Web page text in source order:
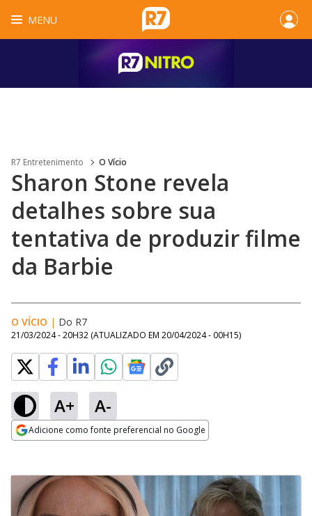
MENU
R7 Entretenimento O Vício
Sharon Stone revela
detalhes sobre sua
tentativa de produzir filme
da Barbie
O VÍCIO | Do R7
21/03/2024 - 20H32 (ATUALIZADO EM 20/04/2024 - 00H15)
A+ A-
Adicione como fonte preferencial no Google